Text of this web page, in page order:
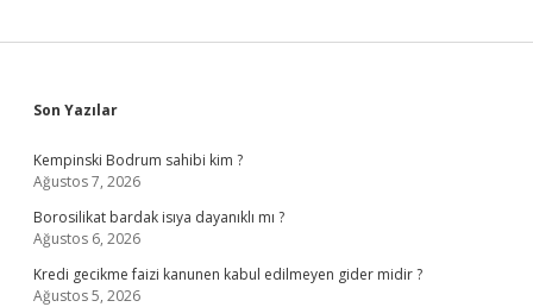
Sidebar
Son Yazılar
Kempinski Bodrum sahibi kim ?
Ağustos 7, 2026
Borosilikat bardak isıya dayanıklı mı ?
Ağustos 6, 2026
Kredi gecikme faizi kanunen kabul edilmeyen gider midir ?
Ağustos 5, 2026